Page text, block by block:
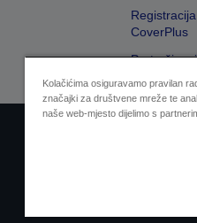
CoverPlus
Kolačićima osiguravamo pravilan
značajki za društvene mreže te
naše web-mjesto dijelimo s